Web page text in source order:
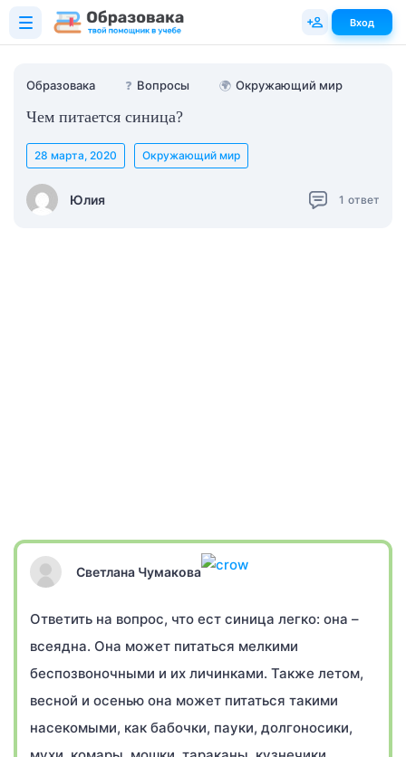
Образовака ❓ Вопросы 🌍 Окружающий мир
Чем питается синица?
Юлия
28 марта, 2020 Окружающий мир
1 ответ
Светлана Чумакова
Ответить на вопрос, что ест синица легко: она –
всеядна. Она может питаться мелкими
беспозвоночными и их личинками. Также летом,
весной и осенью она может питаться такими
насекомыми, как бабочки, пауки, долгоносики,
Вход